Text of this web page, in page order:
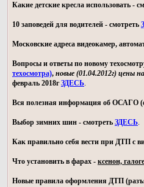
Какие детские кресла использовать -
10 заповедей для водителей - смотреть
Московские адреса видеокамер,
Вопросы и ответы по новому
техосмотра), новые (01.04.2012г) цены
февраль 2018гЗДЕСЬ.
Вся полезная информация об ОСАГО
Выбор зимних шин - смотреть ЗДЕСЬ.
Как правильно себя вести при ДТП с
Что установить в фарах - ксенон,
Новые правила оформления ДТП